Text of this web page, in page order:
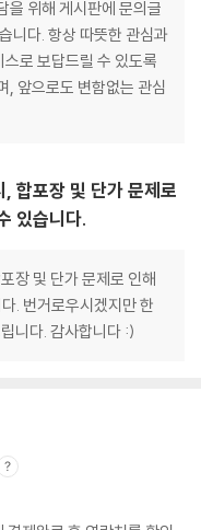
을 위해 게시판에 문의글
니다. 항상 따뜻한 관심과
로 보답드릴 수 있도록
, 앞으로도 변함없는 관심
합포장 및 단가 문제로
있습니다.
장 및 단가 문제로 인해
. 번거로우시겠지만 한
니다. 감사합니다 :)